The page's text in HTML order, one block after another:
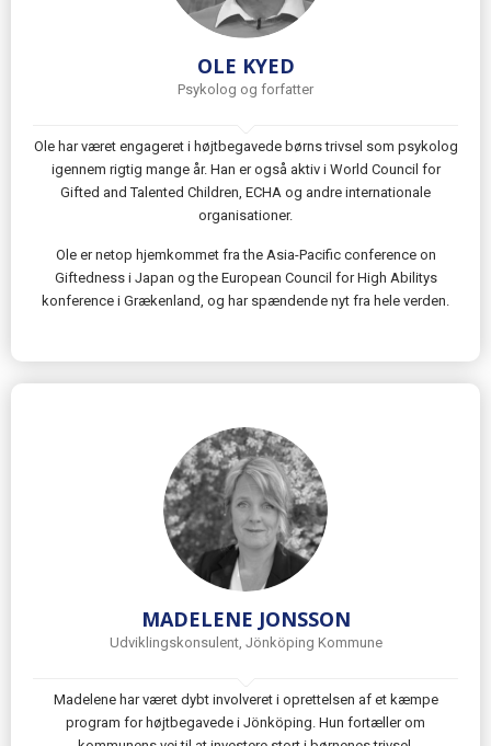
OLE KYED
Psykolog og forfatter
Ole har været engageret i højtbegavede børns trivsel som psykolog
igennem rigtig mange år. Han er også aktiv i World Council for
Gifted and Talented Children, ECHA og andre internationale
organisationer.
Ole er netop hjemkommet fra the Asia-Pacific conference on
Giftedness i Japan og the European Council for High Abilitys
konference i Grækenland, og har spændende nyt fra hele verden.
MADELENE JONSSON
Udviklingskonsulent, Jönköping Kommune
Madelene har været dybt involveret i oprettelsen af et kæmpe
program for højtbegavede i Jönköping. Hun fortæller om